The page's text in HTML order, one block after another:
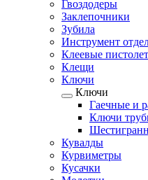
Гвоздодеры
Заклепочники
Зубила
Инструмент
Клеевые
Клещи
Ключи
Ключи
Гаечные и
Ключи
Кувалды
Курвиметры
Кусачки